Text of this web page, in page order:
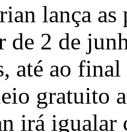
lança
de 2 de
até ao final
gratuito
irá igualar